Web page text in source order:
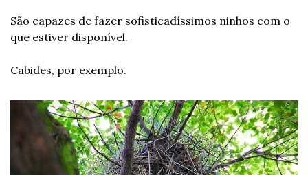
São capazes de fazer sofisticadíssimos ninhos com o
que estiver disponível.
Cabides, por exemplo.